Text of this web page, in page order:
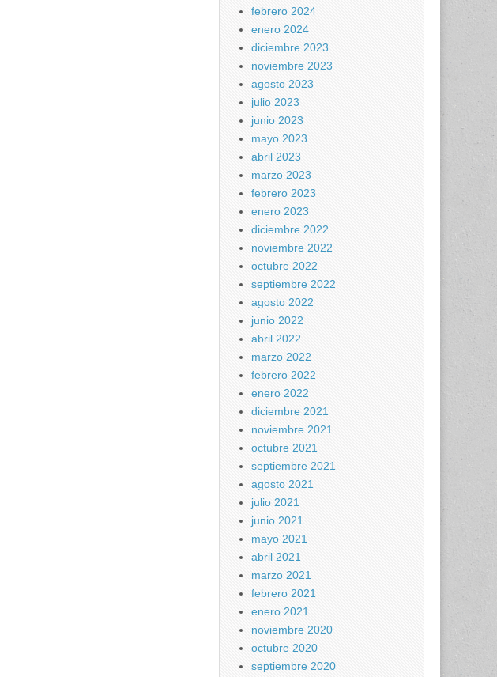
febrero 2024
enero 2024
diciembre 2023
noviembre 2023
agosto 2023
julio 2023
junio 2023
mayo 2023
abril 2023
marzo 2023
febrero 2023
enero 2023
diciembre 2022
noviembre 2022
octubre 2022
septiembre 2022
agosto 2022
junio 2022
abril 2022
marzo 2022
febrero 2022
enero 2022
diciembre 2021
noviembre 2021
octubre 2021
septiembre 2021
agosto 2021
julio 2021
junio 2021
mayo 2021
abril 2021
marzo 2021
febrero 2021
enero 2021
noviembre 2020
octubre 2020
septiembre 2020